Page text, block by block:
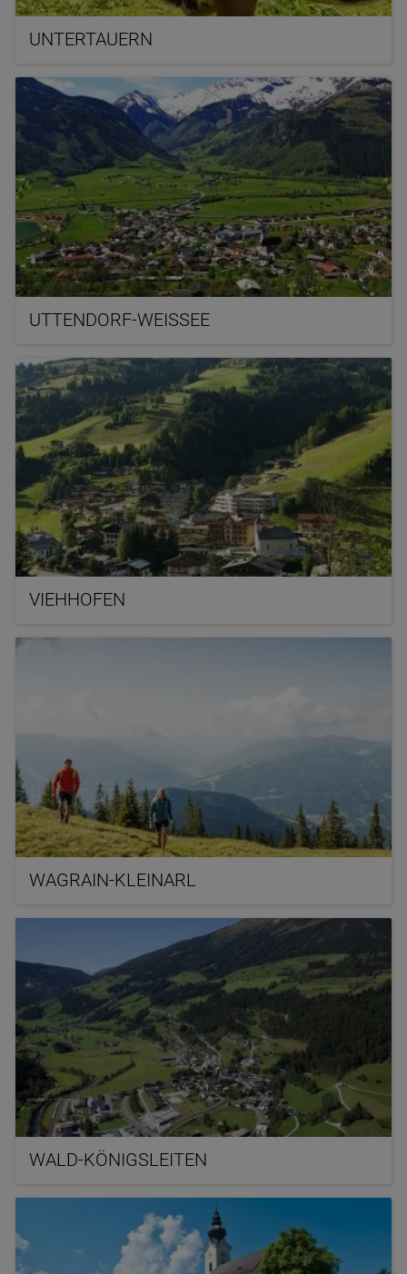
UNTERTAUERN
UTTENDORF-WEISSEE
VIEHHOFEN
WAGRAIN-KLEINARL
WALD-KÖNIGSLEITEN